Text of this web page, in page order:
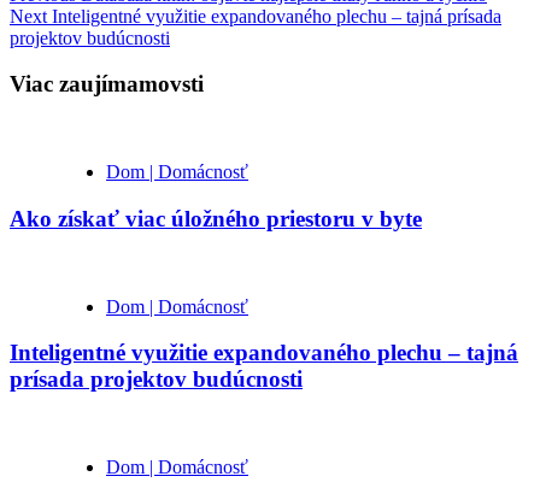
Next Inteligentné využitie expandovaného plechu – tajná prísada
projektov budúcnosti
Viac zaujímamovsti
Dom | Domácnosť
Ako získať viac úložného priestoru v byte
Dom | Domácnosť
Inteligentné využitie expandovaného plechu – tajná
prísada projektov budúcnosti
Dom | Domácnosť